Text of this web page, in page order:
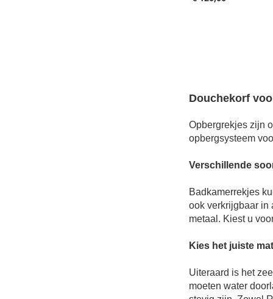
Douchekorf
Opbergrekjes zijn
opbergsysteem
Verschillende
Badkamerrekjes
ook verkrijgbaar in
metaal. Kiest u
Kies het juiste
Uiteraard is het
moeten water